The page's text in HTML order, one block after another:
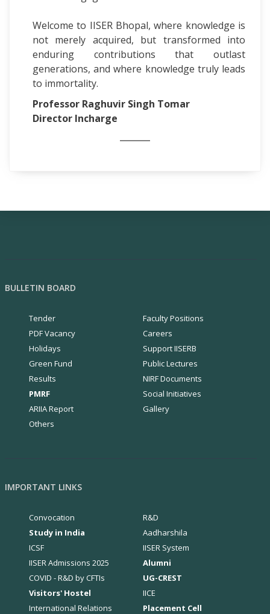
Welcome to IISER Bhopal, where knowledge is
not merely acquired, but transformed into
enduring contributions that outlast
generations, and where knowledge truly leads
to immortality.
Professor Raghuvir Singh Tomar
Director Incharge
BULLETIN BOARD
Tender
Faculty Positions
PDF Vacancy
Careers
Holidays
Support IISERB
Green Fund
Public Lectures
Results
NIRF Documents
PMRF
Social Initiatives
ARIIA Report
Gallery
Others
IMPORTANT LINKS
Convocation
R&D
Study in India
Aadharshila
ICSF
IISER System
IISER Admissions 2025
Alumni
COVID - R&D by CFTIs
UG-CREST
Visitors' Hostel
IICE
International Relations
Placement Cell